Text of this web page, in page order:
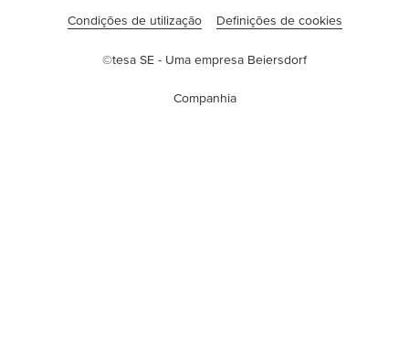
Condições de utilização Definições de cookies
©tesa SE - Uma empresa Beiersdorf
Companhia